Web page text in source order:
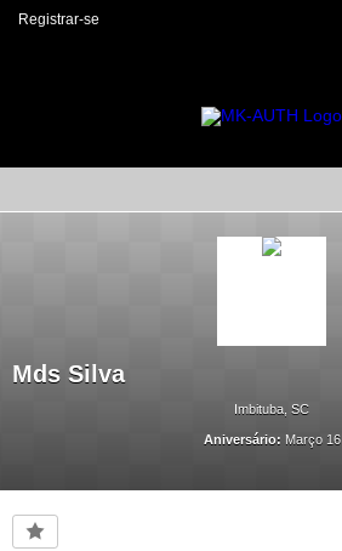
Registrar-se
Mds Silva
Imbituba, SC
Aniversário: Março 16